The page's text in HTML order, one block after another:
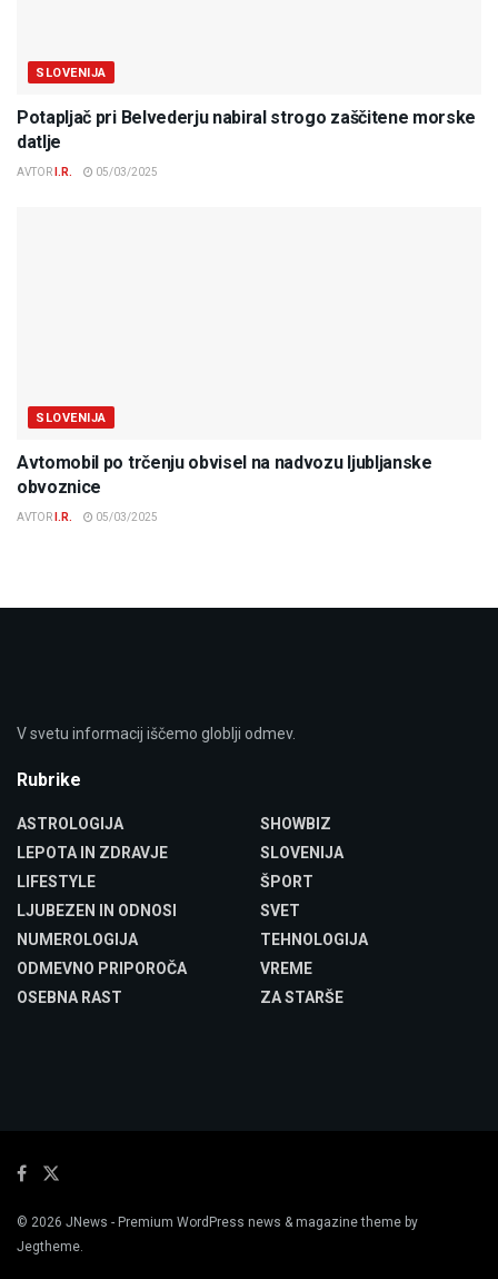
SLOVENIJA
Potapljač pri Belvederju nabiral strogo zaščitene morske
datlje
AVTOR I.R. 05/03/2025
SLOVENIJA
Avtomobil po trčenju obvisel na nadvozu ljubljanske
obvoznice
AVTOR I.R. 05/03/2025
V svetu informacij iščemo globlji odmev.
Rubrike
ASTROLOGIJA
LEPOTA IN ZDRAVJE
LIFESTYLE
LJUBEZEN IN ODNOSI
NUMEROLOGIJA
ODMEVNO PRIPOROČA
OSEBNA RAST
SHOWBIZ
SLOVENIJA
ŠPORT
SVET
TEHNOLOGIJA
VREME
ZA STARŠE
© 2026 JNews - Premium WordPress news & magazine theme by
Jegtheme.